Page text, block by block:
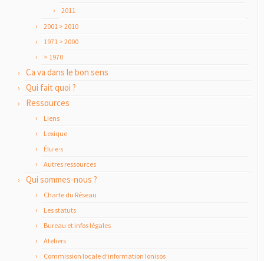
2011
2001 > 2010
1971 > 2000
> 1970
Ca va dans le bon sens
Qui fait quoi ?
Ressources
Liens
Lexique
Élu·e·s
Autres ressources
Qui sommes-nous ?
Charte du Réseau
Les statuts
Bureau et infos légales
Ateliers
Commission locale d’information Ionisos